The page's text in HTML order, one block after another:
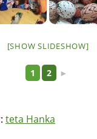
[SHOW SLIDESHOW]
1 2 ►
teta Hanka